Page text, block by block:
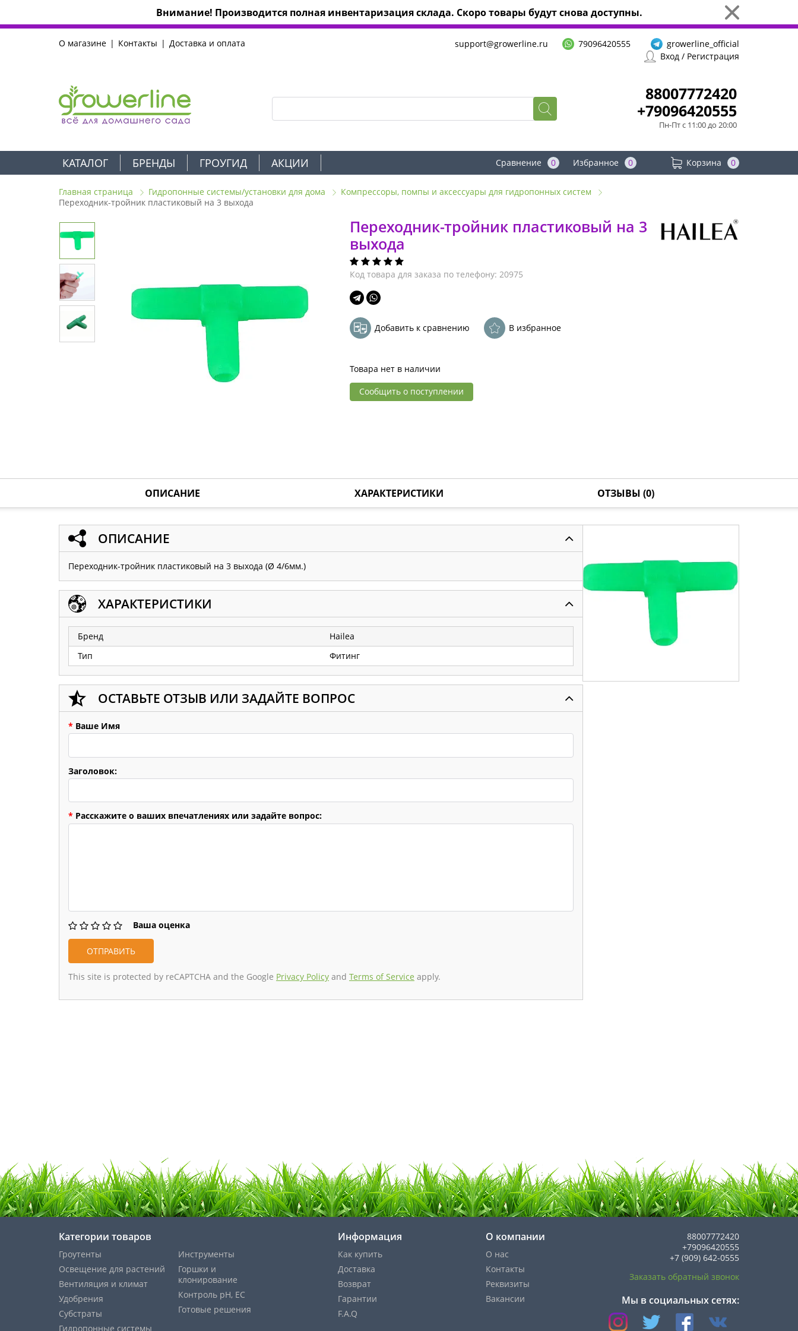
Внимание! Производится полная инвентаризация склада. Скоро товары будут снова доступны.
О магазине Контакты Доставка и оплата support@growerline.ru 79096420555
growerline_official
Вход / Регистрация
88007772420
+79096420555
Пн-Пт с 11:00 до 20:00
КАТАЛОГ БРЕНДЫ ГРОУГИД АКЦИИ Корзина 0
Избранное 0
Сравнение 0
Главная страница Гидропонные системы/установки для дома
Компрессоры, помпы и аксессуары для гидропонных систем
Переходник-тройник пластиковый на 3 выхода
Переходник-тройник пластиковый на 3
выхода
Код товара для заказа по телефону: 20975
Добавить к сравнению В избранное
Товара нет в наличии
Сообщить о поступлении
ОПИСАНИЕ ХАРАКТЕРИСТИКИ ОТЗЫВЫ (0)
ОПИСАНИЕ
Переходник-тройник пластиковый на 3 выхода (Ø 4/6мм.)
ХАРАКТЕРИСТИКИ
Бренд
Hailea
Тип
Фитинг
ОСТАВЬТЕ ОТЗЫВ ИЛИ ЗАДАЙТЕ ВОПРОС
* Ваше Имя
Заголовок:
* Расскажите о ваших впечатлениях или задайте вопрос:
Ваша оценка
This site is protected by reCAPTCHA and the Google Privacy Policy and Terms of Service apply.
88007772420
+79096420555
+7 (909) 642-0555
Заказать обратный звонок
Мы в социальных сетях:
Категории товаров
Гроутенты
Освещение для растений
Вентиляция и климат
Удобрения
Субстраты
Гидропонные системы
Инструменты
Горшки и
клонирование
Контроль pH, EС
Готовые решения
Информация
Как купить
Доставка
Возврат
Гарантии
F.A.Q
О компании
О нас
Контакты
Реквизиты
Вакансии